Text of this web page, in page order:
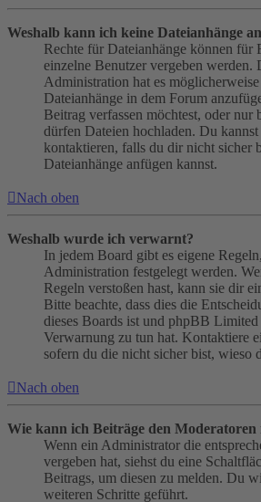
Weshalb kann ich keine Dateianhänge
Rechte für Dateianhänge können für
einzelne Benutzer vergeben werden.
Administration hat es
Dateianhänge in dem Forum
Beitrag verfassen möchtest, oder nur
dürfen Dateien hochladen. Du
kontaktieren, falls du dir nicht sicher
Dateianhänge anfügen kannst.
Nach oben
Weshalb wurde ich verwarnt?
In jedem Board gibt es eigene
Administration festgelegt werden.
Regeln verstoßen hast, kann sie dir
Bitte beachte, dass dies die
dieses Boards ist und phpBB
Verwarnung zu tun hat. Kontaktiere
sofern du die nicht sicher bist, wieso
Nach oben
Wie kann ich Beiträge den Moderatoren
Wenn ein Administrator die
vergeben hat, siehst du eine
Beitrags, um diesen zu melden. Du
weiteren Schritte geführt.